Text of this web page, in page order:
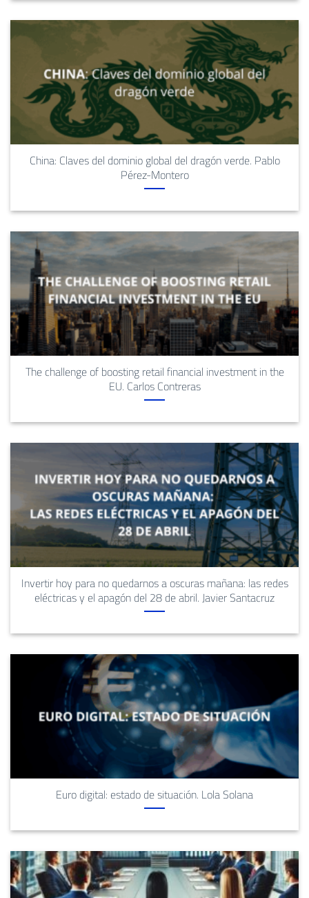
China: Claves del dominio global del dragón verde. Pablo
Pérez-Montero
The challenge of boosting retail financial investment in the
EU. Carlos Contreras
Invertir hoy para no quedarnos a oscuras mañana: las redes
eléctricas y el apagón del 28 de abril. Javier Santacruz
Euro digital: estado de situación. Lola Solana